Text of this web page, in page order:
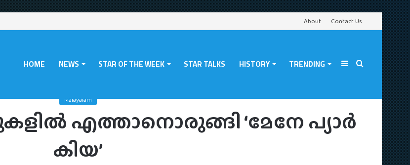
About Contact Us
HOME NEWS STAR OF THE WEEK STAR TALKS HISTORY TRENDING Search
Sidebar
Malayalam
എത്താനൊരുങ്ങി ‘മേനേ പ്യാര്‍
കിയ’